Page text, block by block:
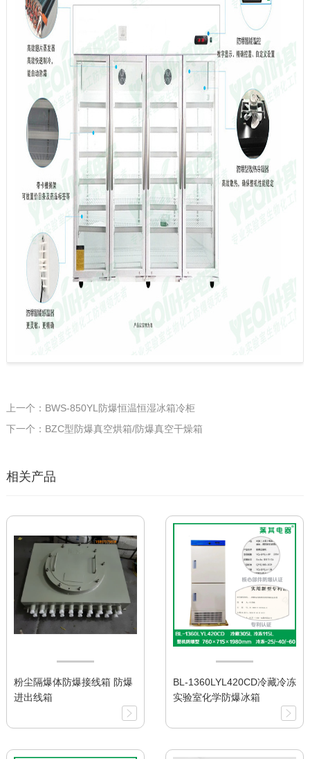
上一个：BWS-850YL防爆恒温恒湿冰箱冷柜
下一个：BZC型防爆真空烘箱/防爆真空干燥箱
相关产品
粉尘隔爆体防爆接线箱 防爆
进出线箱
BL-1360LYL420CD冷藏冷冻
实验室化学防爆冰箱